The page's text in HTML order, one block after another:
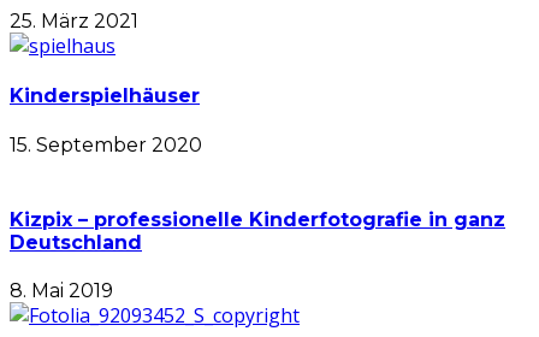
25. März 2021
Kinderspielhäuser
15. September 2020
Kizpix – professionelle Kinderfotografie in ganz
Deutschland
8. Mai 2019